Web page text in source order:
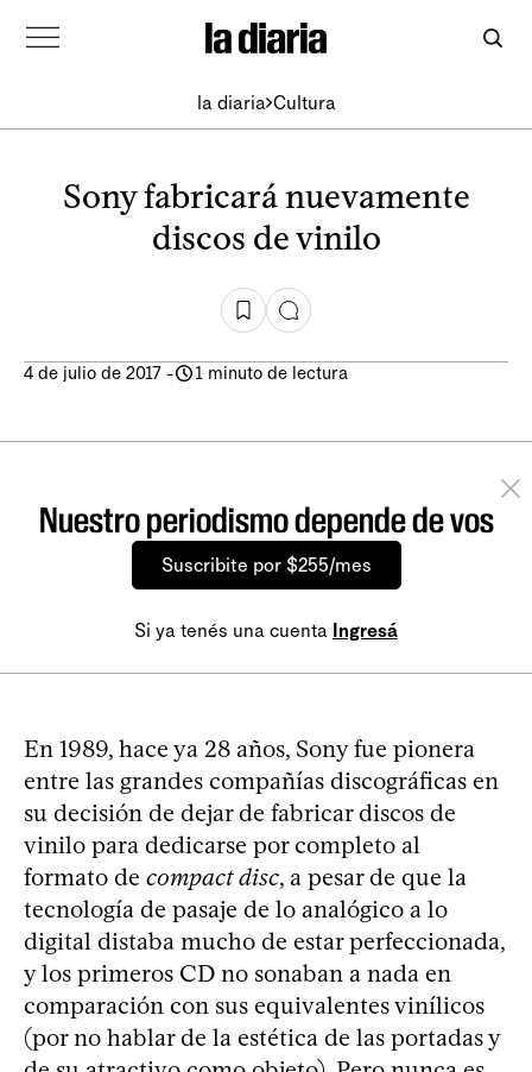
la diaria Cultura
Sony fabricará nuevamente
discos de vinilo
4 de julio de 2017 - 1 minuto de lectura
Nuestro periodismo depende de vos
Suscribite por $255/mes
Si ya tenés una cuenta Ingresá
En 1989, hace ya 28 años, Sony fue pionera
entre las grandes compañías discográficas en
su decisión de dejar de fabricar discos de
vinilo para dedicarse por completo al
formato de compact disc, a pesar de que la
tecnología de pasaje de lo analógico a lo
digital distaba mucho de estar perfeccionada,
y los primeros CD no sonaban a nada en
comparación con sus equivalentes vinílicos
(por no hablar de la estética de las portadas y